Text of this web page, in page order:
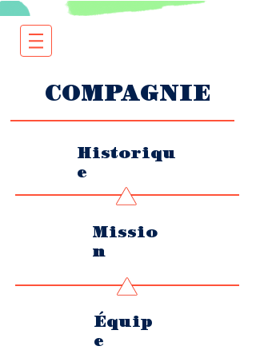
COMPAGNIE
Historiqu
e
Missio
n
Équip
e